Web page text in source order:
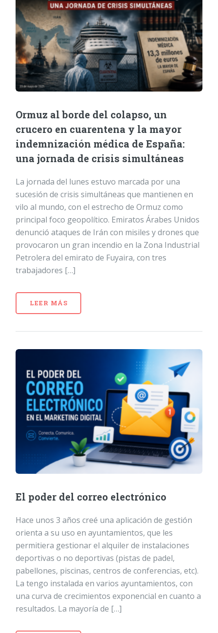
Ormuz al borde del colapso, un
crucero en cuarentena y la mayor
indemnización médica de España:
una jornada de crisis simultáneas
La jornada del lunes estuvo marcada por una
sucesión de crisis simultáneas que mantienen en
vilo al mundo, con el estrecho de Ormuz como
principal foco geopolítico. Emiratos Árabes Unidos
denunció ataques de Irán con misiles y drones que
provocaron un gran incendio en la Zona Industrial
Petrolera del emirato de Fuyaira, con tres
trabajadores […]
LEER MÁS
El poder del correo electrónico
Hace unos 3 años creé una aplicación de gestión
orienta a su uso en ayuntamientos, que les
permitiera gestionar el alquiler de instalaciones
deportivas o no deportivas (pistas de padel,
pabellones, piscinas, centros de conferencias, etc).
La tengo instalada en varios ayuntamientos, con
una curva de crecimientos exponencial en cuanto a
resultados. La mayoría de […]